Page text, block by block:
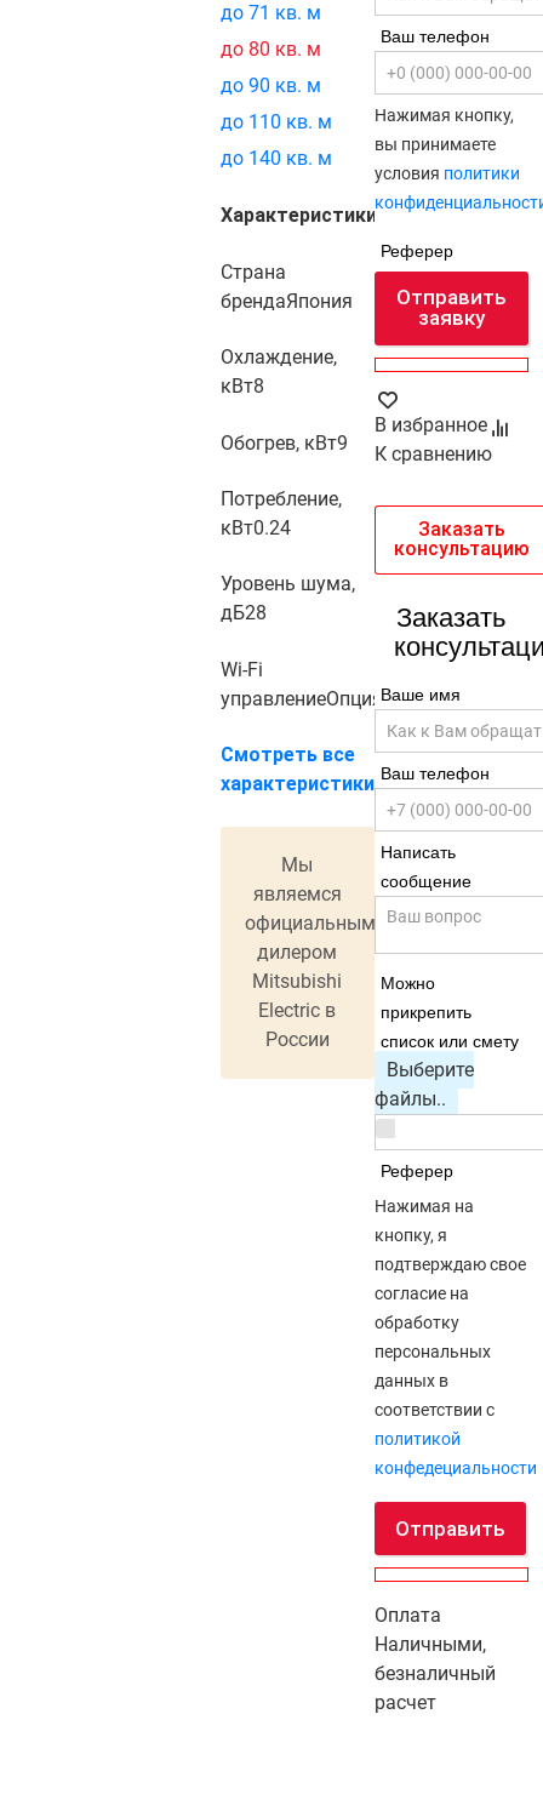
Ваш телефон
Нажимая кнопку,
вы принимаете
условия политики
Реферер
Отправить
заявку
В избранное
К сравнению
Заказать
консультацию
Заказать
Ваше имя
Ваш телефон
Написать
сообщение
Можно
прикрепить
список или смету
Выберите
файлы..
Реферер
Нажимая на
кнопку, я
подтверждаю свое
согласие на
обработку
персональных
данных в
соответствии с
политикой
конфедециальности
Отправить
Оплата
Наличными,
безналичный
расчет
до 71 кв. м
до 80 кв. м
до 90 кв. м
до 110 кв. м
до 140 кв. м
Характеристики
Страна
брендаЯпония
Охлаждение,
кВт8
Обогрев, кВт9
Потребление,
кВт0.24
Уровень шума,
дБ28
Wi-Fi
управлениеОпция
Смотреть все
характеристики
Мы
являемся
официальным
дилером
Mitsubishi
Electric в
России